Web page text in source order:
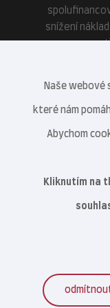
snížení
Naše webové
které nám
Abychom
Kliknutím na